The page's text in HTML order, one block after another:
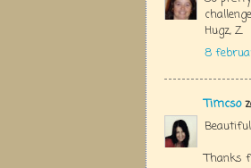
Hugz, Z
8
Timcso
Thanks